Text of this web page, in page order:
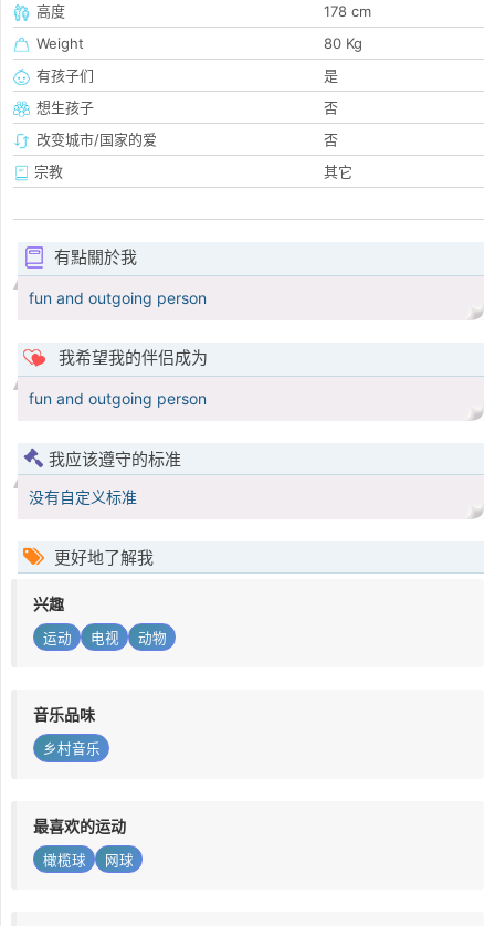
高度
178 cm
Weight
80 Kg
有孩子们
是
想生孩子
否
改变城市/国家的爱
否
宗教
其它
有點關於我
fun and outgoing person
我希望我的伴侣成为
fun and outgoing person
我应该遵守的标准
没有自定义标准
更好地了解我
兴趣
运动 电视 动物
音乐品味
乡村音乐
最喜欢的运动
橄榄球 网球